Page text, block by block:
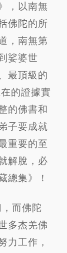
，以南無
佛陀的所
，南無第
娑婆世
最頂級的
的證據實
的佛書和
子要成就
重要的至
解脫，必
總集》！
而佛陀
多杰羌佛
力工作，